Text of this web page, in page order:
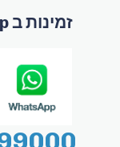
זמינות ב WhatsApp ובנייד